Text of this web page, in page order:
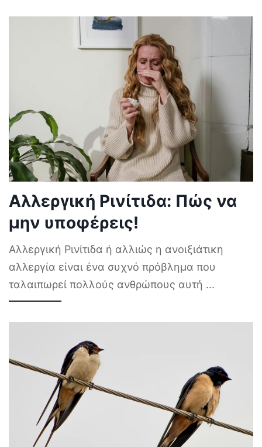
Αλλεργική Ρινίτιδα: Πώς να
μην υποφέρεις!
Αλλεργική Ρινίτιδα ή αλλιώς η ανοιξιάτικη
αλλεργία είναι ένα συχνό πρόβλημα που
ταλαιπωρεί πολλούς ανθρώπους αυτή ...